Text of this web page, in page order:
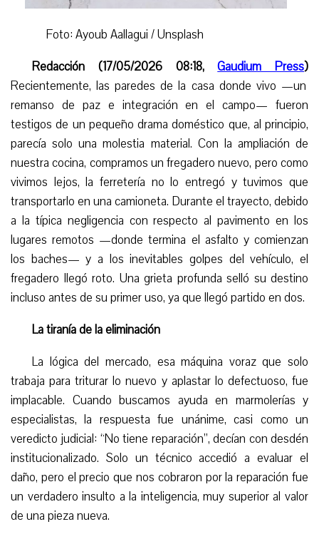
Foto: Ayoub Aallagui / Unsplash
Redacción (17/05/2026 08:18,Gaudium Press)
Recientemente, las paredes de la casa donde vivo —un
remanso de paz e integración en el campo— fueron
testigos de un pequeño drama doméstico que, al principio,
parecía solo una molestia material. Con la ampliación de
nuestra cocina, compramos un fregadero nuevo, pero como
vivimos lejos, la ferretería no lo entregó y tuvimos que
transportarlo en una camioneta. Durante el trayecto, debido
a la típica negligencia con respecto al pavimento en los
lugares remotos —donde termina el asfalto y comienzan
los baches— y a los inevitables golpes del vehículo, el
fregadero llegó roto. Una grieta profunda selló su destino
incluso antes de su primer uso, ya que llegó partido en dos.
La tiranía de la eliminación
La lógica del mercado, esa máquina voraz que solo
trabaja para triturar lo nuevo y aplastar lo defectuoso, fue
implacable. Cuando buscamos ayuda en marmolerías y
especialistas, la respuesta fue unánime, casi como un
veredicto judicial: “No tiene reparación”, decían con desdén
institucionalizado. Solo un técnico accedió a evaluar el
daño, pero el precio que nos cobraron por la reparación fue
un verdadero insulto a la inteligencia, muy superior al valor
de una pieza nueva.